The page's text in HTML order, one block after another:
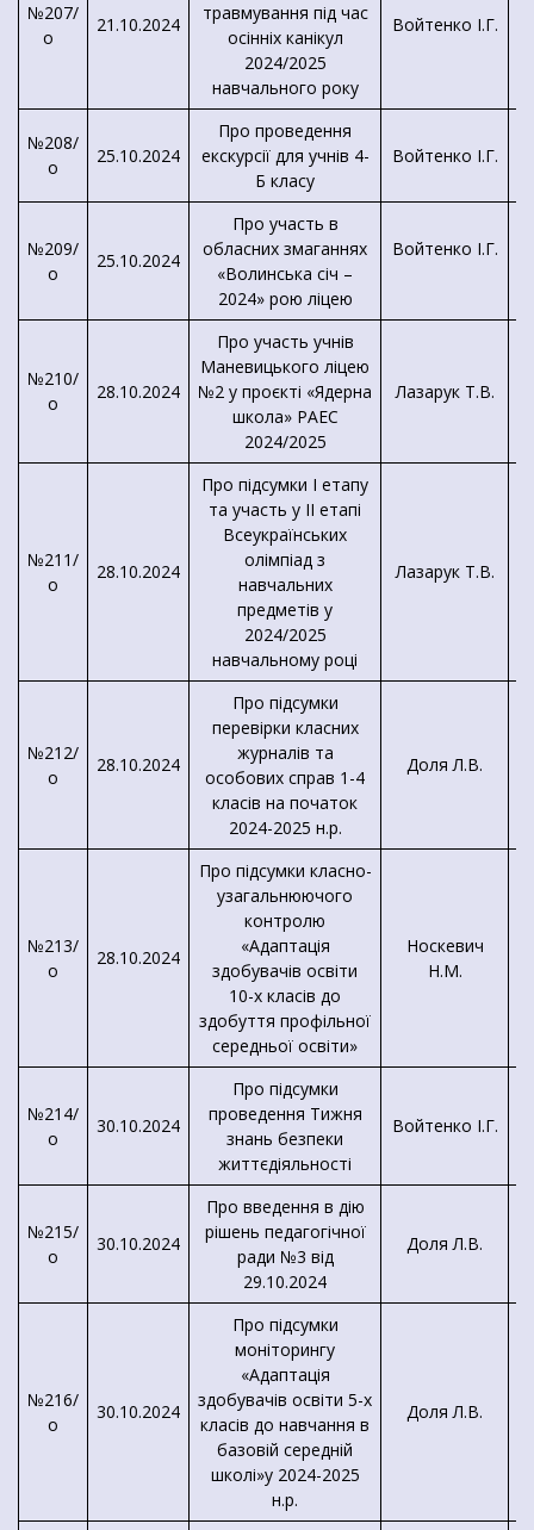
№207/
о
21.10.2024
травмування під час
осінніх канікул
2024/2025
навчального року
Войтенко І.Г.
№208/
о
25.10.2024
Про проведення
екскурсії для учнів 4-
Б класу
Войтенко І.Г.
№209/
о
25.10.2024
Про участь в
обласних змаганнях
«Волинська січ –
2024» рою ліцею
Войтенко І.Г.
№210/
о
28.10.2024
Про участь учнів
Маневицького ліцею
№2 у проєкті «Ядерна
школа» РАЕС
2024/2025
Лазарук Т.В.
№211/
о
28.10.2024
Про підсумки I етапу
та участь у II етапі
Всеукраїнських
олімпіад з
навчальних
предметів у
2024/2025
навчальному році
Лазарук Т.В.
№212/
о
28.10.2024
Про підсумки
перевірки класних
журналів та
особових справ 1-4
класів на початок
2024-2025 н.р.
Доля Л.В.
№213/
о
28.10.2024
Про підсумки класно-
узагальнюючого
контролю
«Адаптація
здобувачів освіти
10-х класів до
здобуття профільної
середньої освіти»
Носкевич
Н.М.
№214/
о
30.10.2024
Про підсумки
проведення Тижня
знань безпеки
життєдіяльності
Войтенко І.Г.
№215/
о
30.10.2024
Про введення в дію
рішень педагогічної
ради №3 від
29.10.2024
Доля Л.В.
№216/
о
30.10.2024
Про підсумки
моніторингу
«Адаптація
здобувачів освіти 5-х
класів до навчання в
базовій середній
школі»у 2024-2025
н.р.
Доля Л.В.